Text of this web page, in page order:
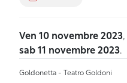
Ven 10 novembre 2023,
sab 11 novembre 2023.
Goldonetta - Teatro Goldoni